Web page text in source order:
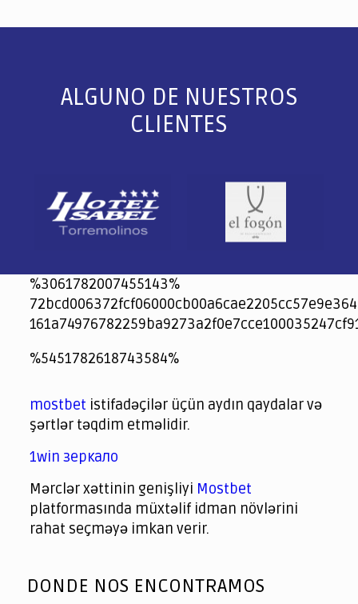
ALGUNO DE NUESTROS
CLIENTES
%3061782007455143%
jeetcity
1xbet
jeet city casino
%5451782618743584%
spintiger
Avabet
Spinrise
Crown Green
Crowngreen casino login
슈가 러쉬1000 슬롯
crazy time casino online
1xcasinozambia.com
codingworldnews.com
parimatch.kr
winorio
winorio casino
winorio
mostbet istifadəçilər üçün aydın qaydalar və
şərtlər təqdim etməlidir.
1win зеркало
Mərclər xəttinin genişliyi Mostbet
platformasında müxtəlif idman növlərini
rahat seçməyə imkan verir.
of
DONDE NOS ENCONTRAMOS